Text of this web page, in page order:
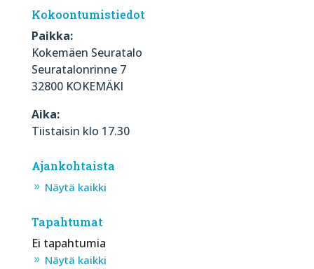
Kokoontumistiedot
Paikka:
Kokemäen Seuratalo
Seuratalonrinne 7
32800 KOKEMÄKI
Aika:
Tiistaisin klo 17.30
Ajankohtaista
Näytä kaikki
Tapahtumat
Ei tapahtumia
Näytä kaikki